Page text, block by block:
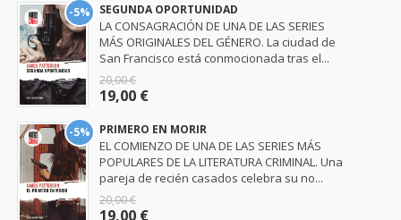
-5% SEGUNDA OPORTUNIDAD
LA CONSAGRACIÓN DE UNA DE LAS SERIES
MÁS ORIGINALES DEL GÉNERO. La ciudad de
San Francisco está conmocionada tras el...
20,00 €
19,00 €
-5% PRIMERO EN MORIR
EL COMIENZO DE UNA DE LAS SERIES MÁS
POPULARES DE LA LITERATURA CRIMINAL. Una
pareja de recién casados celebra su no...
20,00 €
19,00 €